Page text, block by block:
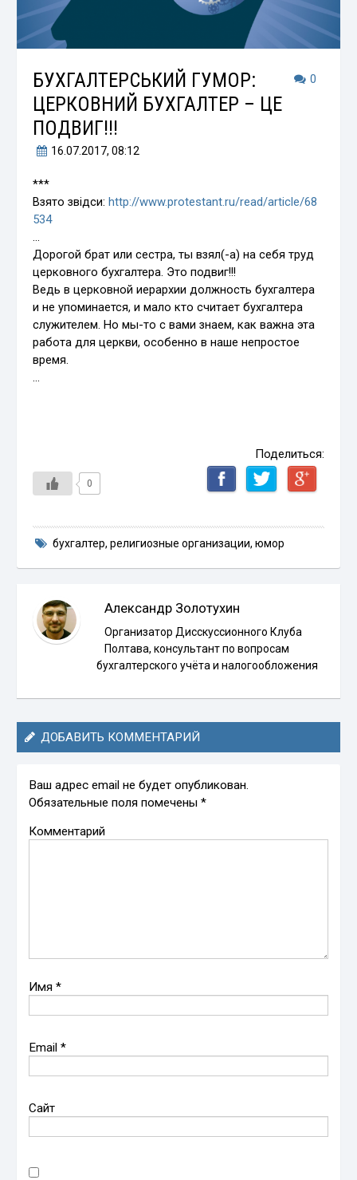
0
БУХГАЛТЕРСЬКИЙ ГУМОР:
ЦЕРКОВНИЙ БУХГАЛТЕР – ЦЕ
ПОДВИГ!!!
16.07.2017, 08:12
***
Взято звідси:http://www.protestant.ru/read/article/68
534
…
Дорогой брат или сестра, ты взял(-а) на себя труд
церковного бухгалтера. Это подвиг!!!
Ведь в церковной иерархии должность бухгалтера
и не упоминается, и мало кто считает бухгалтера
служителем. Но мы-то с вами знаем, как важна эта
работа для церкви, особенно в наше непростое
время.
…
Поделиться:
0
бухгалтер, религиозные организации, юмор
Александр Золотухин
Организатор Дисскуссионного Клуба
Полтава, консультант по вопросам
бухгалтерского учёта и налогообложения
ДОБАВИТЬ КОММЕНТАРИЙ
Ваш адрес email не будет опубликован.
Обязательные поля помечены*
Комментарий
Имя*
Email*
Сайт